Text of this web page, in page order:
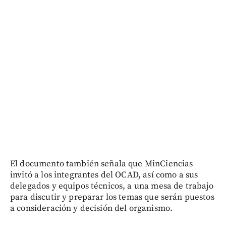
El documento también señala que MinCiencias
invitó a los integrantes del OCAD, así como a sus
delegados y equipos técnicos, a una mesa de trabajo
para discutir y preparar los temas que serán puestos
a consideración y decisión del organismo.